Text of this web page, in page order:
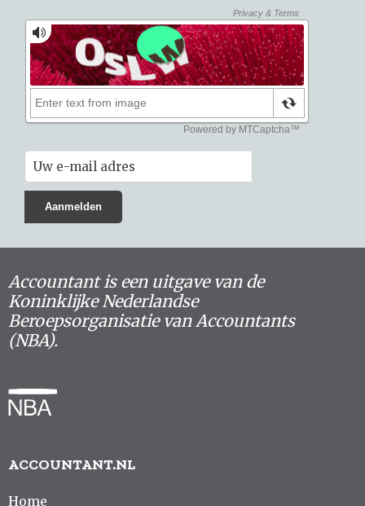
Accountant is een uitgave van de
Koninklijke Nederlandse
Beroepsorganisatie van Accountants
(NBA).
ACCOUNTANT.NL
Home